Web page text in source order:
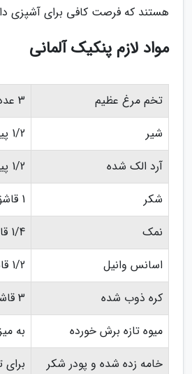
هستند که فرصت کافی برای آشپزی
مواد لازم پنکیک آلمانی
تخم مرغ عظیم
3 عدد
شیر
1/2 پیمانه
آرد الک شده
1/2 پیمانه
شکر
1 قاشق غذاخوری
نمک
1/4 قاشق چایخوری
اسانس وانیل
1/2 قاشق چایخوری
کره ذوب شده
3 قاشق غذاخوری
میوه تازه برش خورده
به
خامه زده شده و پودر شکر
برای